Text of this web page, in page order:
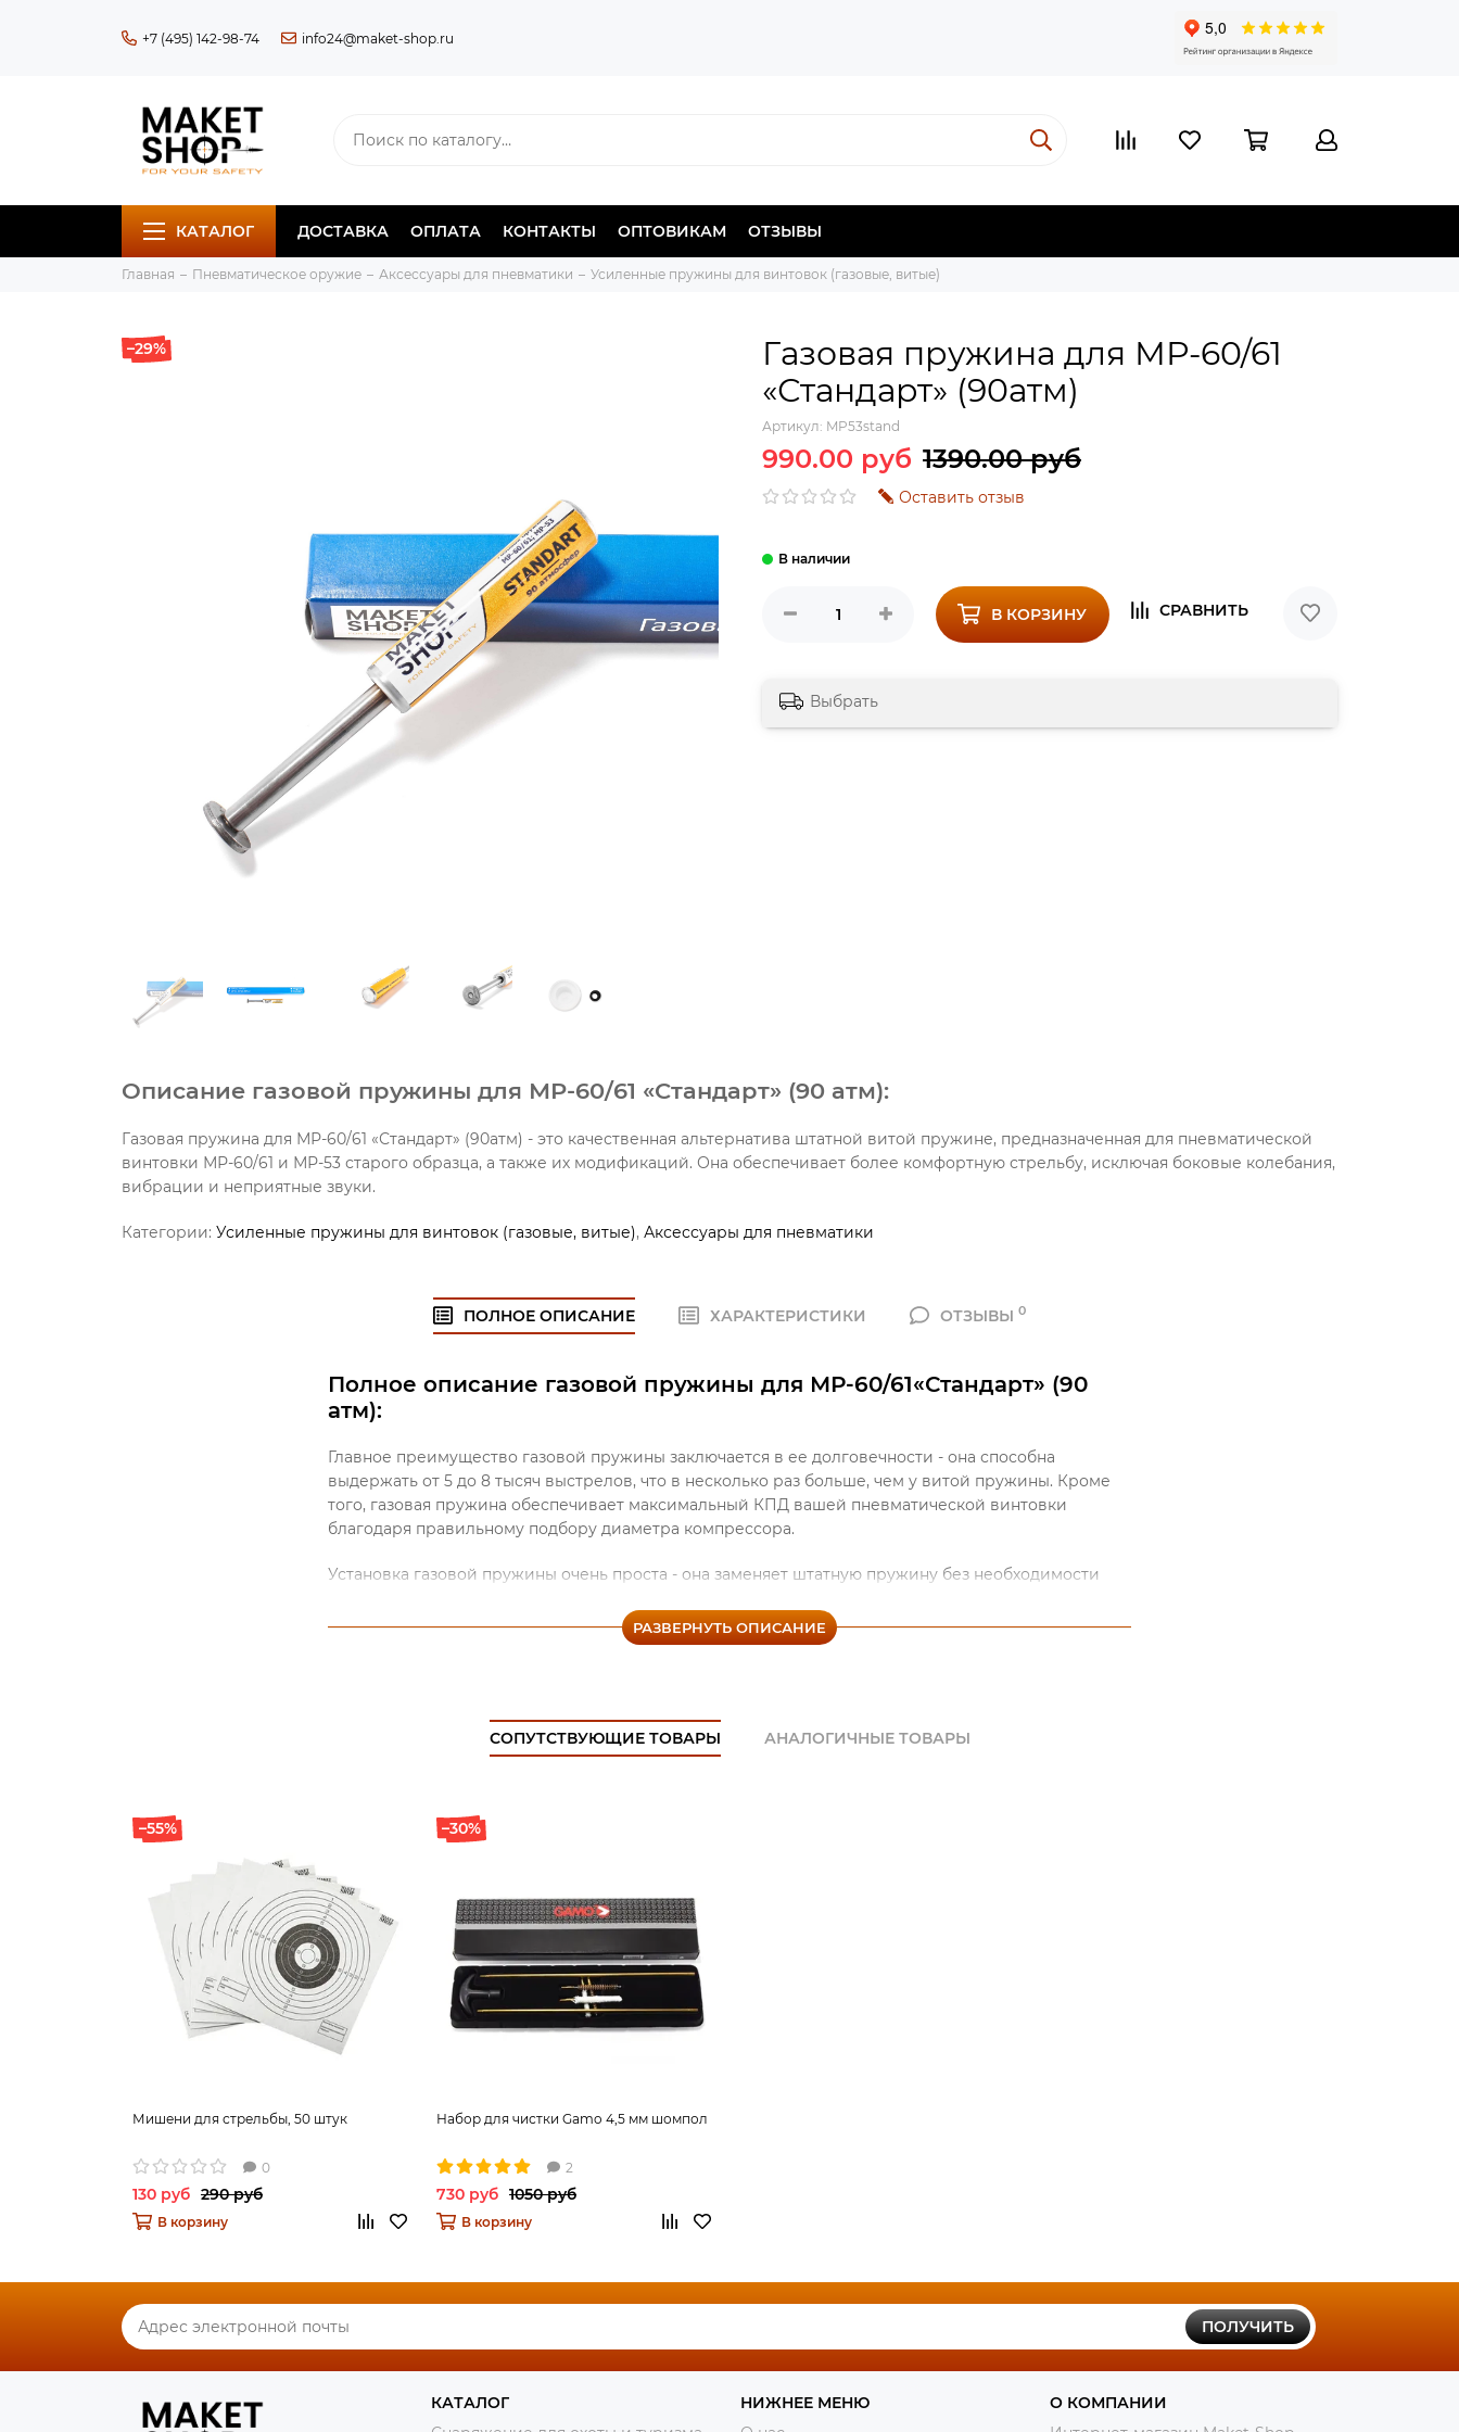
+7 (495) 142-98-74 info24@maket-shop.ru
КАТАЛОГ ДОСТАВКА ОПЛАТА КОНТАКТЫ ОПТОВИКАМ ОТЗЫВЫ
Главная Пневматическое оружие Аксессуары для пневматики Усиленные пружины для винтовок (газовые, витые)
–29%
Газовая пружина для МР-60/61
«Стандарт» (90атм)
Артикул: MP53stand
990.00 руб 1390.00 руб
Оставить отзыв
В КОРЗИНУ
Выбрать
Описание газовой пружины для МР-60/61 «Стандарт» (90 атм):
Газовая пружина для МР-60/61 «Стандарт» (90атм) - это качественная альтернатива штатной витой пружине, предназначенная для пневматической
винтовки МР-60/61 и МР-53 старого образца, а также их модификаций. Она обеспечивает более комфортную стрельбу, исключая боковые колебания,
вибрации и неприятные звуки.
Категории: Усиленные пружины для винтовок (газовые, витые), Аксессуары для пневматики
ПОЛНОЕ ОПИСАНИЕ ХАРАКТЕРИСТИКИ ОТЗЫВЫ0
РАЗВЕРНУТЬ ОПИСАНИЕ
Полное описание газовой пружины для МР-60/61«Стандарт» (90
атм):
Главное преимущество газовой пружины заключается в ее долговечности - она способна
выдержать от 5 до 8 тысяч выстрелов, что в несколько раз больше, чем у витой пружины. Кроме
того, газовая пружина обеспечивает максимальный КПД вашей пневматической винтовки
благодаря правильному подбору диаметра компрессора.
Установка газовой пружины очень проста - она заменяет штатную пружину без необходимости
надежность и долговечность.
доставку товара не только по РФ, но и в Казахстан и Беларусь. Узнать более подробную
информацию, получить ответы на интересующие Вас вопросы или заказать продукцию можно на
СОПУТСТВУЮЩИЕ ТОВАРЫ АНАЛОГИЧНЫЕ ТОВАРЫ
–55%
Мишени для стрельбы, 50 штук
0
130 руб 290 руб
В корзину
–30%
Набор для чистки Gamo 4,5 мм шомпол
2
730 руб 1050 руб
В корзину
ПОЛУЧИТЬ
КАТАЛОГ
НИЖНЕЕ МЕНЮ
О КОМПАНИИ